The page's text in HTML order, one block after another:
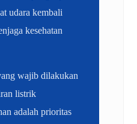
udara kembali
kesehatan
wajib dilakukan
listrik
adalah prioritas